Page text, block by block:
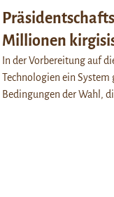
Millionen
In der Vorbereitung auf
Technologien ein
Bedingungen der Wahl,